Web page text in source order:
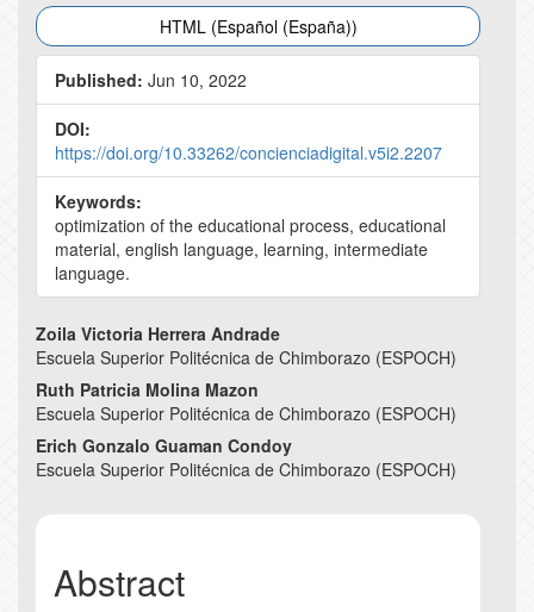
HTML (Español (España))
Published: Jun 10, 2022
DOI:
https://doi.org/10.33262/concienciadigital.v5i2.2207
Keywords:
optimization of the educational process, educational
material, english language, learning, intermediate
language.
Main
Article
Content
Zoila Victoria Herrera Andrade
Escuela Superior Politécnica de Chimborazo (ESPOCH)
Ruth Patricia Molina Mazon
Escuela Superior Politécnica de Chimborazo (ESPOCH)
Erich Gonzalo Guaman Condoy
Escuela Superior Politécnica de Chimborazo (ESPOCH)
Abstract